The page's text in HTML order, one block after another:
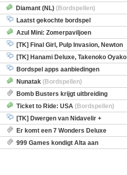
Diamant (NL) (Bordspellen)
Laatst gekochte bordspel
Azul Mini: Zomerpaviljoen
[TK] Final Girl, Pulp Invasion, Newton
[TK] Hanami Deluxe, Takenoko Oyako
Bordspel apps aanbiedingen
Nunatak (Bordspellen)
Bomb Busters krijgt uitbreiding
Kit Ticket to Ride: USA (Bordspellen)
[TK] Dwergen van Nidavelir +
Consulting Detective
Er komt een 7 Wonders Deluxe
999 Games kondigt Alta aan